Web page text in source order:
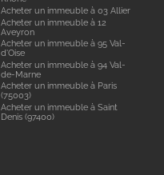
Acheter un immeuble à 03 Allier
Acheter un immeuble à 12
Aveyron
Acheter un immeuble à 95 Val-
d'Oise
Acheter un immeuble à 94 Val-
de-Marne
Acheter un immeuble à Paris
(75003)
Acheter un immeuble à Saint
Denis (97400)